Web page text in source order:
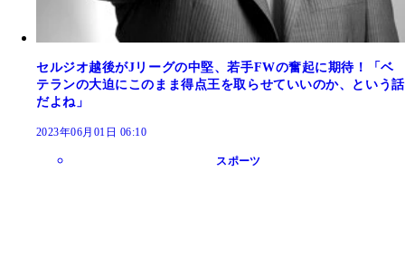
セルジオ越後がJリーグの中堅、若手FWの奮起に期待！「ベ
テランの大迫にこのまま得点王を取らせていいのか、という話
だよね」
2023年06月01日 06:10
スポーツ